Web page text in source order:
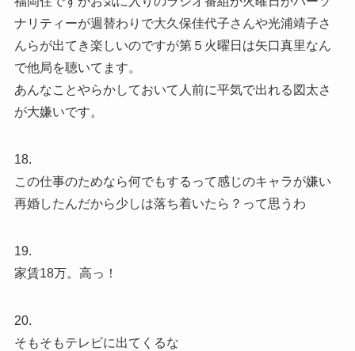
ナリティーが週替わりで大久保佳代子さんや光浦靖子さ
んらが出てき楽しいのですが第５火曜日は矢口真里なん
で他局を聴いてます。
あんなことやらかしておいて人前に平気で出れる図太さ
が大嫌いです。
18.
この仕事のためなら何でもするって感じのキャラが嫌い
再婚したんだから少しは落ち着いたら？って思うわ
19.
家賃18万。高っ！
20.
そもそもテレビに出てくるな